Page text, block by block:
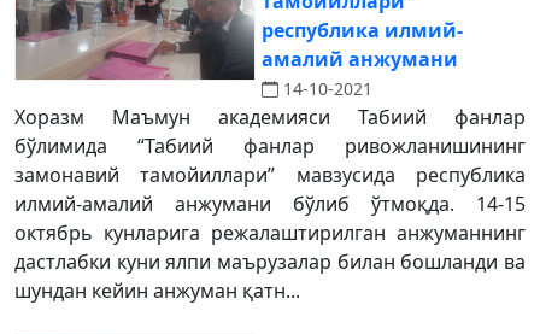
республика илмий-
амалий анжумани
14-10-2021
Хоразм Маъмун академияси Табиий фанлар
бўлимида “Табиий фанлар ривожланишининг
замонавий тамойиллари” мавзусида республика
илмий-амалий анжумани бўлиб ўтмоқда. 14-15
октябрь кунларига режалаштирилган анжуманнинг
дастлабки куни ялпи маърузалар билан бошланди ва
шундан кейин анжуман қатн...